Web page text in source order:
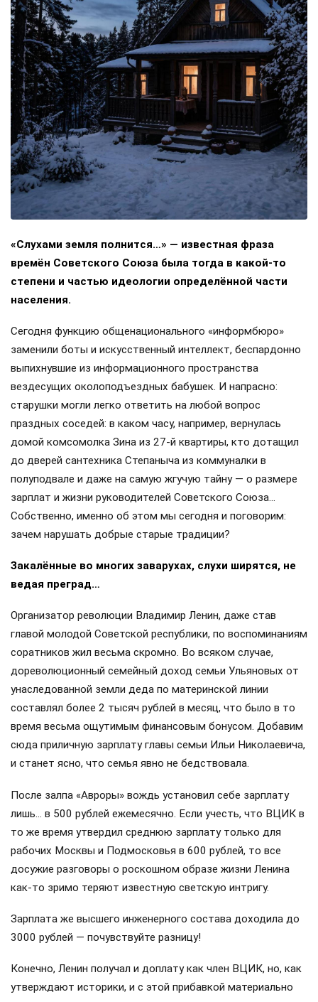
«Слухами земля полнится…» — известная фраза
времён Советского Союза была тогда в какой-то
степени и частью идеологии определённой части
населения.
Сегодня функцию общенационального «информбюро»
заменили боты и искусственный интеллект, беспардонно
выпихнувшие из информационного пространства
вездесущих околоподъездных бабушек. И напрасно:
старушки могли легко ответить на любой вопрос
праздных соседей: в каком часу, например, вернулась
домой комсомолка Зина из 27-й квартиры, кто дотащил
до дверей сантехника Степаныча из коммуналки в
полуподвале и даже на самую жгучую тайну — о размере
зарплат и жизни руководителей Советского Союза…
Собственно, именно об этом мы сегодня и поговорим:
зачем нарушать добрые старые традиции?
Закалённые во многих заварухах, слухи ширятся, не
ведая преград…
Организатор революции Владимир Ленин, даже став
главой молодой Советской республики, по воспоминаниям
соратников жил весьма скромно. Во всяком случае,
дореволюционный семейный доход семьи Ульяновых от
унаследованной земли деда по материнской линии
составлял более 2 тысяч рублей в месяц, что было в то
время весьма ощутимым финансовым бонусом. Добавим
сюда приличную зарплату главы семьи Ильи Николаевича,
и станет ясно, что семья явно не бедствовала.
После залпа «Авроры» вождь установил себе зарплату
лишь… в 500 рублей ежемесячно. Если учесть, что ВЦИК в
то же время утвердил среднюю зарплату только для
рабочих Москвы и Подмосковья в 600 рублей, то все
досужие разговоры о роскошном образе жизни Ленина
как-то зримо теряют известную светскую интригу.
Зарплата же высшего инженерного состава доходила до
3000 рублей — почувствуйте разницу!
Конечно, Ленин получал и доплату как член ВЦИК, но, как
утверждают историки, и с этой прибавкой материально